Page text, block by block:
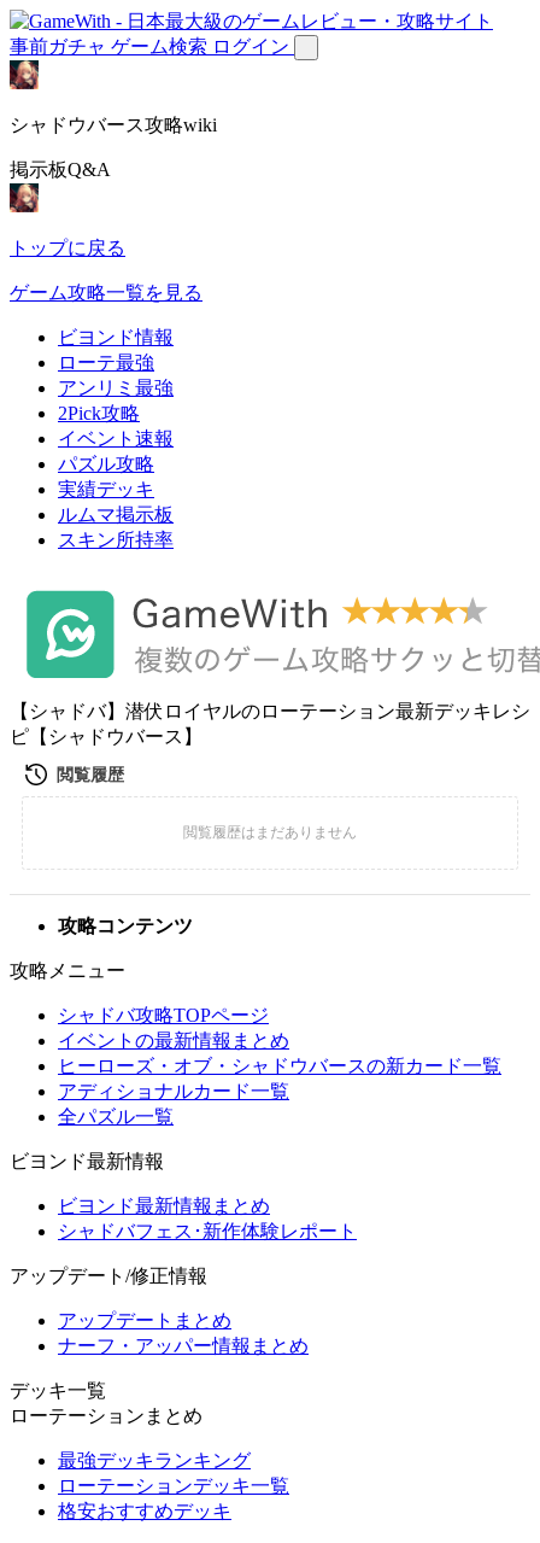
事前ガチャ ゲーム検索 ログイン
シャドウバース攻略wiki
掲示板Q&A
トップに戻る
ゲーム攻略一覧を見る
ビヨンド情報
ローテ最強
アンリミ最強
2Pick攻略
イベント速報
パズル攻略
実績デッキ
ルムマ掲示板
スキン所持率
【シャドバ】潜伏ロイヤルのローテーション最新デッキレシ
ピ【シャドウバース】
攻略コンテンツ
攻略メニュー
シャドバ攻略TOPページ
イベントの最新情報まとめ
ヒーローズ・オブ・シャドウバースの新カード一覧
アディショナルカード一覧
全パズル一覧
ビヨンド最新情報
ビヨンド最新情報まとめ
シャドバフェス･新作体験レポート
アップデート/修正情報
アップデートまとめ
ナーフ・アッパー情報まとめ
デッキ一覧
ローテーションまとめ
最強デッキランキング
ローテーションデッキ一覧
格安おすすめデッキ